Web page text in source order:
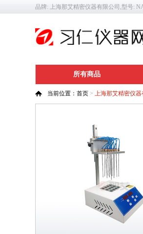
品牌: 上海那艾精密仪器有限公司,型号:
所有商品
当前位置： 首页 > 上海那艾精密仪器